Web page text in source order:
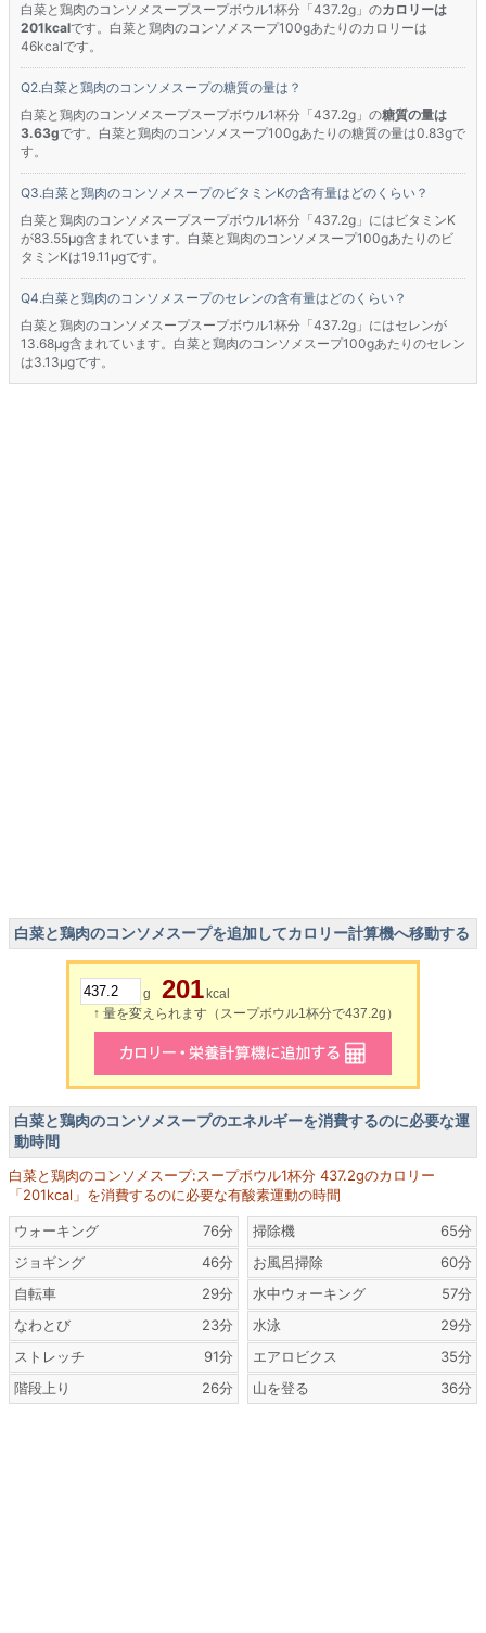
白菜と鶏肉のコンソメスープスープボウル1杯分「437.2g」のカロリーは
201kcalです。白菜と鶏肉のコンソメスープ100gあたりのカロリーは
46kcalです。
白菜と鶏肉のコンソメスープの糖質の量は？
白菜と鶏肉のコンソメスープスープボウル1杯分「437.2g」の糖質の量は
3.63gです。白菜と鶏肉のコンソメスープ100gあたりの糖質の量は0.83gで
す。
白菜と鶏肉のコンソメスープのビタミンKの含有量はどのくらい？
白菜と鶏肉のコンソメスープスープボウル1杯分「437.2g」にはビタミンK
が83.55μg含まれています。白菜と鶏肉のコンソメスープ100gあたりのビ
タミンKは19.11μgです。
白菜と鶏肉のコンソメスープのセレンの含有量はどのくらい？
白菜と鶏肉のコンソメスープスープボウル1杯分「437.2g」にはセレンが
13.68μg含まれています。白菜と鶏肉のコンソメスープ100gあたりのセレン
は3.13μgです。
白菜と鶏肉のコンソメスープを追加してカロリー計算機へ移動する
g 201 kcal
↑ 量を変えられます（スープボウル1杯分で437.2g）
白菜と鶏肉のコンソメスープのエネルギーを消費するのに必要な運
動時間
白菜と鶏肉のコンソメスープ:スープボウル1杯分 437.2gのカロリー
「201kcal」を消費するのに必要な有酸素運動の時間
ウォーキング
76分
ジョギング
46分
自転車
29分
なわとび
23分
ストレッチ
91分
階段上り
26分
掃除機
65分
お風呂掃除
60分
水中ウォーキング
57分
水泳
29分
エアロビクス
35分
山を登る
36分